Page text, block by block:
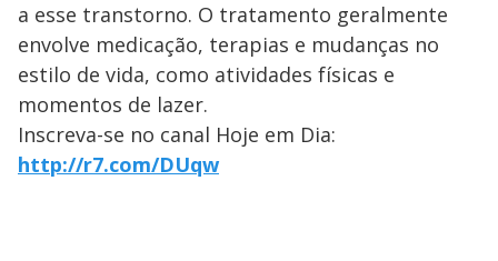
a esse transtorno. O tratamento geralmente
envolve medicação, terapias e mudanças no
estilo de vida, como atividades físicas e
momentos de lazer.
Inscreva-se no canal Hoje em Dia:
http://r7.com/DUqw